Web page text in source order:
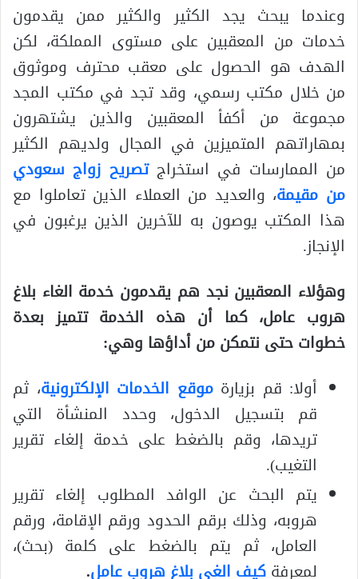
وعندما يبحث يجد الكثير والكثير ممن يقدمون
خدمات من المعقبين على مستوى المملكة، لكن
الهدف هو الحصول على معقب محترف وموثوق
من خلال مكتب رسمي، وقد تجد في مكتب المجد
مجموعة من أكفأ المعقبين والذين يشتهرون
بمهاراتهم المتميزين في المجال ولديهم الكثير
من الممارسات في استخراج تصريح زواج سعودي
من مقيمة، والعديد من العملاء الذين تعاملوا مع
هذا المكتب يوصون به للآخرين الذين يرغبون في
الإنجاز.
وهؤلاء المعقبين نجد هم يقدمون خدمة الغاء بلاغ
هروب عامل، كما أن هذه الخدمة تتميز بعدة
خطوات حتى نتمكن من أداؤها وهي:
أولا: قم بزيارةموقع الخدمات الإلكترونية، ثم
قم بتسجيل الدخول، وحدد المنشأة التي
تريدها، وقم بالضغط على خدمة إلغاء تقرير
التغيب).
يتم البحث عن الوافد المطلوب إلغاء تقرير
هروبه، وذلك برقم الحدود ورقم الإقامة، ورقم
العامل، ثم يتم بالضغط على كلمة (بحث)،
لمعرفةكيف الغي بلاغ هروب عامل.